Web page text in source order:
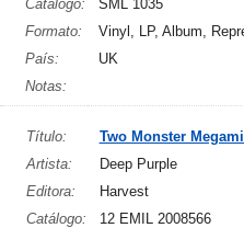
Catálogo:
SML 1035
Formato:
Vinyl, LP, Album,
País:
UK
Notas:
Título:
Two Monster
Artista:
Deep Purple
Editora:
Harvest
Catálogo:
12 EMIL 2008566